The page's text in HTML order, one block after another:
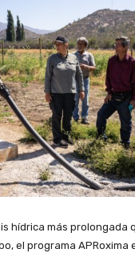
hídrica más prolongada
el programa APRoxima